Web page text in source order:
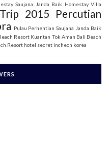
Saujana Janda Baik Homestay Villa
2015
Percutian
Pulau Perhentian Saujana Janda Baik
Resort Kuantan Tok Aman Bali Beach
Resort hotel secret incheon korea